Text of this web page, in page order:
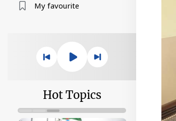
My favourite
Hot Topics